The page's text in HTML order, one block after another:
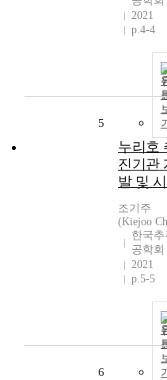
2021
p.4-4
5
누리호
진기관
발 및
조기주
(Kiejoo
한국추
공학회
2021
p.5-5
6